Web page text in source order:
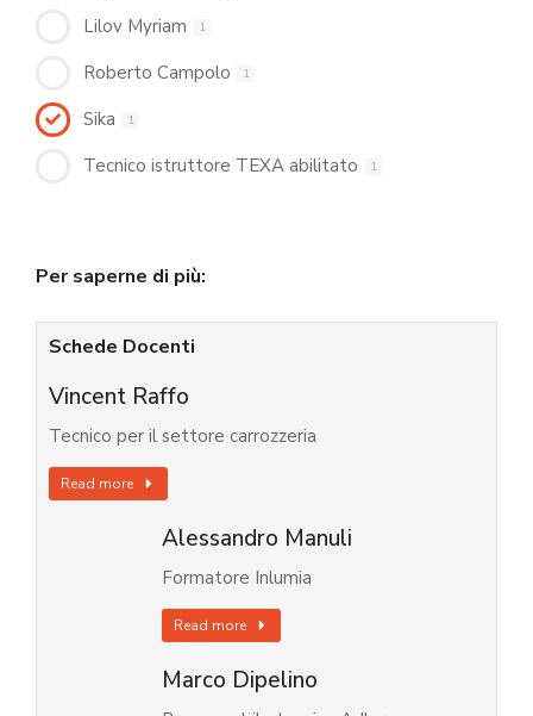
Lilov Myriam 1
Roberto Campolo 1
Sika 1
Tecnico istruttore TEXA abilitato 1
Per saperne di più:
Schede Docenti
Vincent Raffo
Tecnico per il settore carrozzeria
Read more
Alessandro Manuli
Formatore Inlumia
Read more
Marco Dipelino